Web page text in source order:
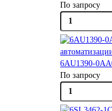
По запросу
6AU1390-
По запросу